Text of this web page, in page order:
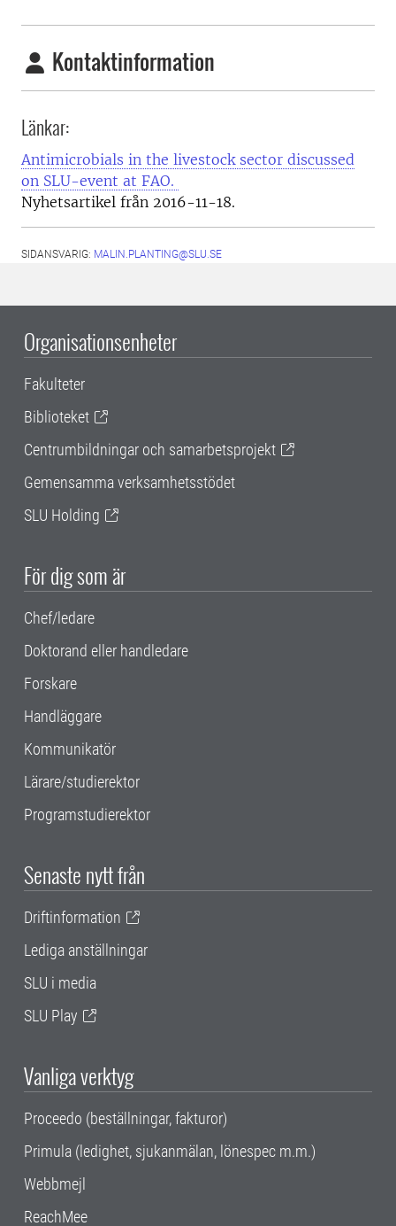
Kontaktinformation
Länkar:
Antimicrobials in the livestock sector discussed
on SLU-event at FAO.
Nyhetsartikel från 2016-11-18.
SIDANSVARIG: MALIN.PLANTING@SLU.SE
Organisationsenheter
Fakulteter
Biblioteket
Centrumbildningar och samarbetsprojekt
Gemensamma verksamhetsstödet
SLU Holding
För dig som är
Chef/ledare
Doktorand eller handledare
Forskare
Handläggare
Kommunikatör
Lärare/studierektor
Programstudierektor
Senaste nytt från
Driftinformation
Lediga anställningar
SLU i media
SLU Play
Vanliga verktyg
Proceedo (beställningar, fakturor)
Primula (ledighet, sjukanmälan, lönespec m.m.)
Webbmejl
ReachMee